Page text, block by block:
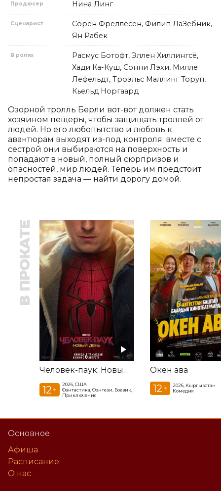
Продюсер Нина Линг
Сценарист
Сорен Фреллесен, Филип ЛаЗебник,
Ян Рабек
В ролях
Расмус Ботофт, Эллен Хиллингсё,
Хади Ка-Куш, Сонни Лэхи, Милле
Лефельдт, Троэльс Маллинг Торуп,
Кьельд Норгаард
Озорной тролль Берли вот-вот должен стать
хозяином пещеры, чтобы защищать троллей от
людей. Но его любопытство и любовь к
авантюрам выходят из-под контроля: вместе с
сестрой они выбираются на поверхность и
попадают в новый, полный сюрпризов и
опасностей, мир людей. Теперь им предстоит
непростая задача — найти дорогу домой.
В ПРОКАТЕ
Человек-паук: Новый день
12 +
2026, США
Фантастика, Фэнтези, Боевик,
Приключения
Окен ава
12 +
2026, Кыргызстан
Комедия
Основное
Афиша
Расписание
О нас